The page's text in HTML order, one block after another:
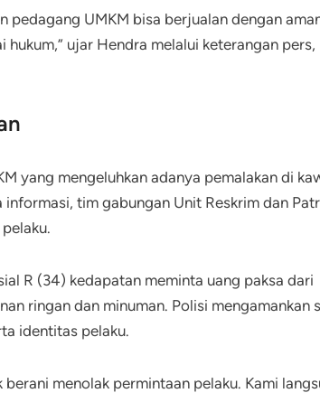
pedagang UMKM bisa berjualan dengan
ujar Hendra melalui keterangan pers,
yang mengeluhkan adanya pemalakan di
tim gabungan Unit Reskrim dan
R (34) kedapatan meminta uang paksa dari
ringan dan minuman. Polisi mengamankan
identitas pelaku.
menolak permintaan pelaku. Kami